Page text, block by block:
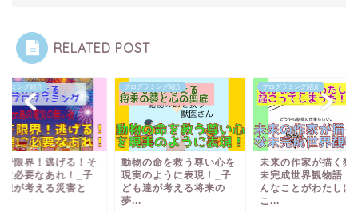
RELATED POST
ラミング紹介
で限界！逃げる！そ
に必要なあれ！_子
達が考える災害と
プログラミング紹介
動物の命を救う尊い心を
現実のように表現！_子
ども達が考える将来の
夢...
プログラミング紹介
未来の作家が描く独
未完成世界観物語！
んなことがわたしに
こ...